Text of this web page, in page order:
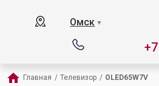
Омск ▼
Главная / Телевизор / OLED65W7V